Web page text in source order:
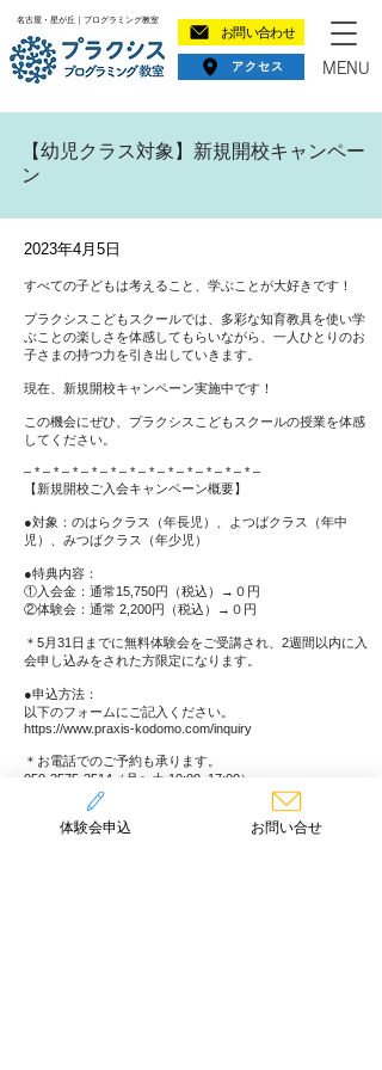
​名古屋・星が丘｜プログラミング教室
お問い合わせ
アクセス MENU
【幼児クラス対象】新規開校キャンペー
ン
2023年4月5日
すべての子どもは考えること、学ぶことが大好きです！
プラクシスこどもスクールでは、多彩な知育教具を使い学
ぶことの楽しさを体感してもらいながら、一人ひとりのお
子さまの持つ力を引き出していきます。
現在、新規開校キャンペーン実施中です！
この機会にぜひ、プラクシスこどもスクールの授業を体感
してください。
– * – * – * – * – * – * – * – * – * – * – * – * –
【新規開校ご入会キャンペーン概要】
●対象：のはらクラス（年長児）、よつばクラス（年中
児）、みつばクラス（年少児）
●特典内容：
①入会金：通常15,750円（税込）→０円
②体験会：通常 2,200円（税込）→０円
＊5月31日までに無料体験会をご受講され、2週間以内に入
会申し込みをされた方限定になります。
●申込方法：
以下のフォームにご記入ください。
https://www.praxis-kodomo.com/inquiry
＊お電話でのご予約も承ります。
050-3575-3514 （月〜土 10:00~17:00）
Previous Next
体験会申込 お問い合せ